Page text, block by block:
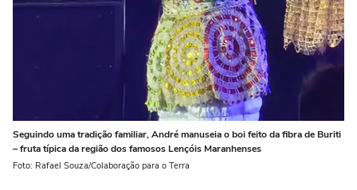
Seguindo uma tradição familiar, André manuseia o boi feito da fibra de Buriti
– fruta típica da região dos famosos Lençóis Maranhenses
Foto: Rafael Souza/Colaboração para o Terra